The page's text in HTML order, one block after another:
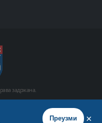
задржана.
Видео галерија
Преузми ×